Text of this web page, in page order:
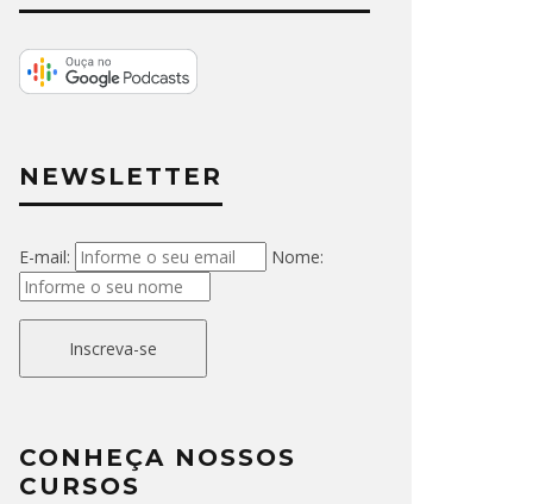
NEWSLETTER
E-mail: Nome:
Inscreva-se
CONHEÇA NOSSOS
CURSOS